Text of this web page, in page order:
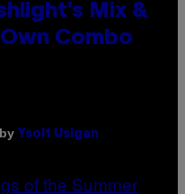
Mix &
Combo
Ysolt Usigan